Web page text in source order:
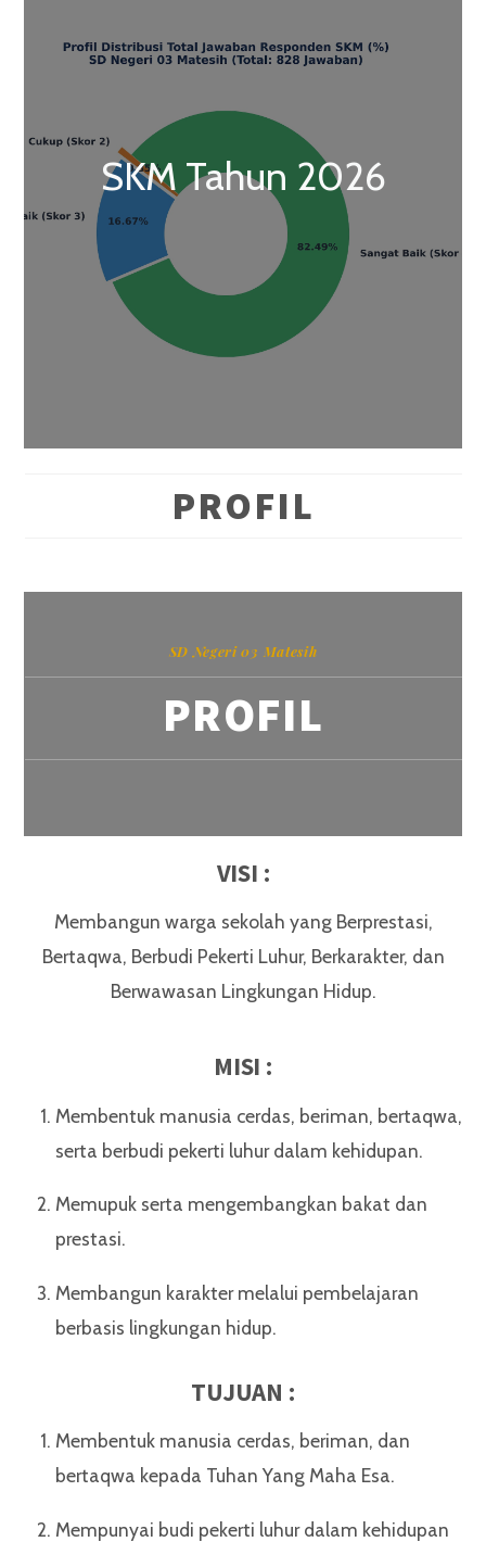
SKM Tahun 2026
PROFIL
SD Negeri 03 Matesih
PROFIL
VISI :
Membangun warga sekolah yang Berprestasi,
Bertaqwa, Berbudi Pekerti Luhur, Berkarakter, dan
Berwawasan Lingkungan Hidup.
MISI :
Membentuk manusia cerdas, beriman, bertaqwa,
serta berbudi pekerti luhur dalam kehidupan.
Memupuk serta mengembangkan bakat dan
prestasi.
Membangun karakter melalui pembelajaran
berbasis lingkungan hidup.
TUJUAN :
Membentuk manusia cerdas, beriman, dan
bertaqwa kepada Tuhan Yang Maha Esa.
Mempunyai budi pekerti luhur dalam kehidupan